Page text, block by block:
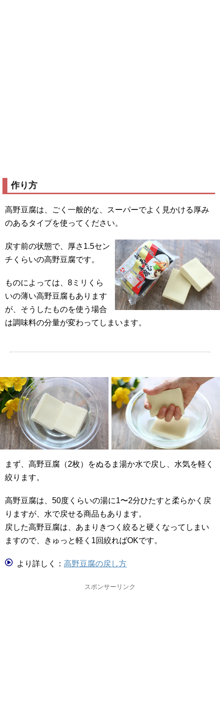
作り方
高野豆腐は、ごく一般的な、スーパーでよく見かける厚み
のあるタイプを使ってください。
戻す前の状態で、厚さ1.5セン
チくらいの高野豆腐です。
ものによっては、8ミリくら
いの薄い高野豆腐もあります
が、そうしたものを使う場合
は調味料の分量が変わってしまいます。
まず、高野豆腐（2枚）をぬるま湯か水で戻し、水気を軽く
絞ります。
高野豆腐は、50度くらいの湯に1〜2分ひたすと柔らかく戻
りますが、水で戻せる商品もあります。
戻した高野豆腐は、あまりきつく絞ると硬くなってしまい
ますので、きゅっと軽く1回絞ればOKです。
より詳しく： 高野豆腐の戻し方
スポンサーリンク